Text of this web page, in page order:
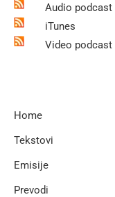
Audio podcast
iTunes
Video podcast
Home
Tekstovi
Emisije
Prevodi